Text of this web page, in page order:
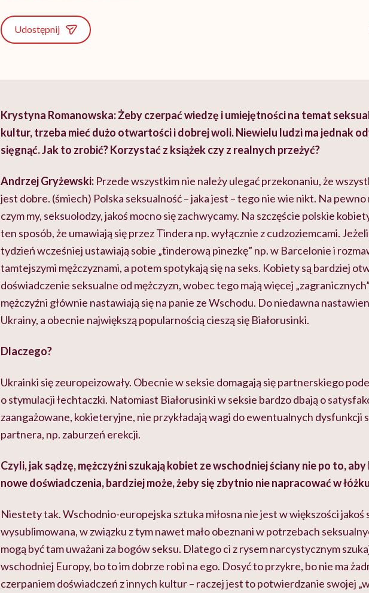
Udostępnij
Krystyna Romanowska: Żeby czerpać wiedzę i umiejętności na temat
kultur, trzeba mieć dużo otwartości i dobrej woli. Niewielu ludzi ma jednak
sięgnąć. Jak to zrobić? Korzystać z książek czy z realnych przeżyć?
Andrzej Gryżewski: Przede wszystkim nie należy ulegać przekonaniu, że
jest dobre. (śmiech) Polska seksualność – jaka jest – tego nie wie nikt. Na pewno
czym my, seksuolodzy, jakoś mocno się zachwycamy. Na szczęście polskie
ten sposób, że umawiają się przez Tindera np. wyłącznie z cudzoziemcami.
tydzień wcześniej ustawiają sobie „tinderową pinezkę” np. w Barcelonie i
tamtejszymi mężczyznami, a potem spotykają się na seks. Kobiety są bardziej
doświadczenie seksualne od mężczyzn, wobec tego mają więcej
mężczyźni głównie nastawiają się na panie ze Wschodu. Do niedawna
Ukrainy, a obecnie największą popularnością cieszą się Białorusinki.
Dlaczego?
Ukrainki się zeuropeizowały. Obecnie w seksie domagają się partnerskiego
o stymulacji łechtaczki. Natomiast Białorusinki w seksie bardzo dbają o
zaangażowane, kokieteryjne, nie przykładają wagi do ewentualnych dysfunkcji
partnera, np. zaburzeń erekcji.
Czyli, jak sądzę, mężczyźni szukają kobiet ze wschodniej ściany nie po to,
nowe doświadczenia, bardziej może, żeby się zbytnio nie napracować w
Niestety tak. Wschodnio-europejska sztuka miłosna nie jest w większości jakoś
wysublimowana, w związku z tym nawet mało obeznani w potrzebach
mogą być tam uważani za bogów seksu. Dlatego ci z rysem narcystycznym
wschodniej Europy, bo to im dobrze robi na ego. Dosyć to przykre, bo nie ma
czerpaniem doświadczeń z innych kultur – raczej jest to potwierdzanie swojej